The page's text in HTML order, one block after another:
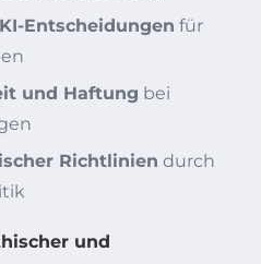
Entscheidungen für
und Haftung bei
Richtlinien durch
und